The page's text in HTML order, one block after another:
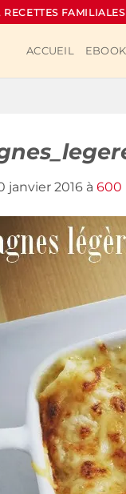
ACCUEIL
janvier 2016 à 600